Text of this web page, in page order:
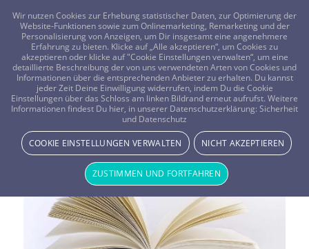
FRAGEN? KOSTENLOS ANRUFEN: 0800-8478266
Der Codex Vates
Wir nutzen Cookies zur Erhebung statistischer Daten, zur Optimierung der
Website-Funktionen sowie zum Onlinemarketing, Remarketing und der
Personalisierung von Anzeigen, um Dir insgesamt eine angenehmere
Erfahrung zu bieten. Klicke auf „Alle akzeptieren“, um Cookies zu
akzeptieren oder klicke auf "Cookie Einstellungen verwalten“, um eine
detaillierte Beschreibung der von uns verwendeten Arten von Cookies und
Informationen über die entsprechenden Anbieter zu erhalten. Du kannst
jeder Zeit Deine Einwilligung widerrufen, indem Du die Cookie
Einstellungen über das Schloss am linken Bildrand erneut aufrufst. Weitere
Informationen findest Du hier, in unserer Datenschutzerklärung: Sicherheit
und Datenschutz
COOKIE EINSTELLUNGEN VERWALTEN NICHT AKZEPTIEREN
ZUSTIMMEN UND FORTFAHREN